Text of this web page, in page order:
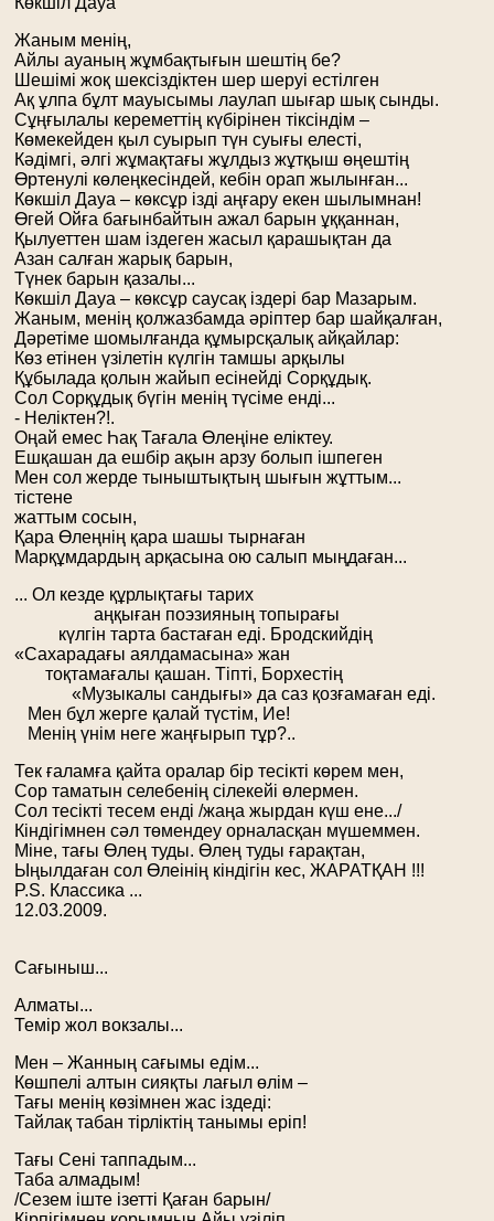
Жаным менің,
Айлы ауаның жұмбақтығын шештің бе?
Шешімі жоқ шексіздіктен шер шеруі естілген
Ақ ұлпа бұлт мауысымы лаулап шығар шық сынды.
Сұңғылалы кереметтің күбірінен тіксіндім –
Көмекейден қыл суырып түн суығы елесті,
Кәдімгі, әлгі жұмақтағы жұлдыз жұтқыш өңештің
Өртенулі көлеңкесіндей, кебін орап жылынған...
Көкшіл Дауа – көксұр ізді аңғару екен шылымнан!
Өгей Ойға бағынбайтын ажал барын ұққаннан,
Қылуеттен шам іздеген жасыл қарашықтан да
Азан салған жарық барын,
Түнек барын қазалы...
Көкшіл Дауа – көксұр саусақ іздері бар Мазарым.
Жаным, менің қолжазбамда әріптер бар шайқалған,
Дәретіме шомылғанда құмырсқалық айқайлар:
Көз етінен үзілетін күлгін тамшы арқылы
Құбылада қолын жайып есінейді Сорқұдық.
Сол Сорқұдық бүгін менің түсіме енді...
- Неліктен?!.
Оңай емес Һақ Тағала Өлеңіне еліктеу.
Ешқашан да ешбір ақын арзу болып ішпеген
Мен сол жерде тыныштықтың шығын жұттым...
тістене
жаттым сосын,
Қара Өлеңнің қара шашы тырнаған
Марқұмдардың арқасына ою салып мыңдаған...
... Ол кезде құрлықтағы тарих
аңқыған поэзияның топырағы
күлгін тарта бастаған еді. Бродскийдің
«Сахарадағы аялдамасына» жан
тоқтамағалы қашан. Тіпті, Борхестің
«Музыкалы сандығы» да саз қозғамаған еді.
Мен бұл жерге қалай түстім, Ие!
Менің үнім неге жаңғырып тұр?..
Тек ғаламға қайта оралар бір тесікті көрем мен,
Сор таматын селебенің сілекейі өлермен.
Сол тесікті тесем енді /жаңа жырдан күш ене.../
Кіндігімнен сәл төмендеу орналасқан мүшеммен.
Міне, тағы Өлең туды. Өлең туды ғарақтан,
Ыңылдаған сол Өлеінің кіндігін кес, ЖАРАТҚАН !!!
P.S. Классика ...
12.03.2009.
Сағыныш...
Алматы...
Темір жол вокзалы...
Мен – Жанның сағымы едім...
Көшпелі алтын сияқты лағыл өлім –
Тағы менің көзімнен жас іздеді:
Тайлақ табан тірліктің танымы еріп!
Тағы Сені таппадым...
Таба алмадым!
/Сезем іште ізетті Қаған барын/